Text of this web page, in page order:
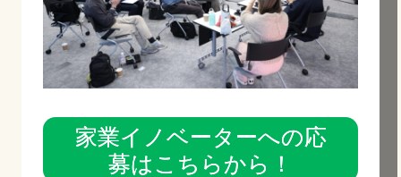
家業イノベーターへの応
募はこちらから！